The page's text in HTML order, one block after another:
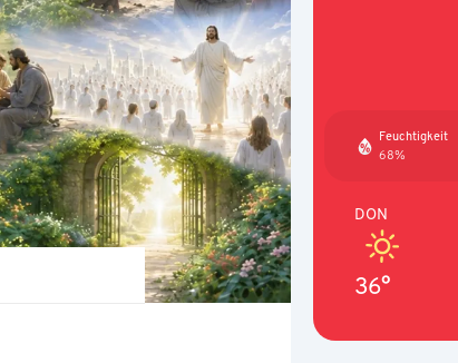
Feuchtigkeit
68%
DON
36°